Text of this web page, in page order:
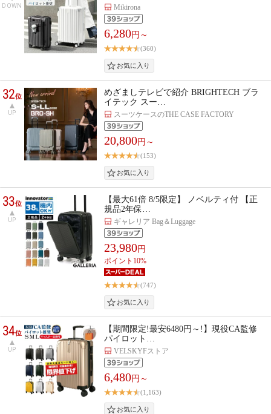
DOWN Mikirona
6,280円～
(360)
32位
UP
めざましテレビで紹介 BRIGHTECH ブラ
イテック スー…
スーツケースのTHE CASE FACTORY
20,800円～
(153)
33位
UP
【最大61倍 8/5限定】 ノベルティ付 【正
規品2年保…
ギャレリア Bag＆Luggage
23,980円
ポイント10%
(747)
34位
UP
【期間限定!最安6480円～!】現役CA監修
パイロット…
VELSKYFストア
6,480円～
(1,163)